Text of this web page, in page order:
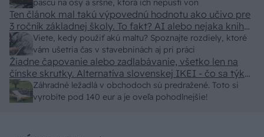
pascu na osy a sršne, ktorá ich nepustí von
Viete, kedy použiť akú maltu? Spoznajte rozdiely, ktoré
vám ušetria čas v stavebninách aj pri práci
Ten článok mal takú výpovednú hodnotu ako učivo pre
3 ročník základnej školy. To fakt? AI alebo nejaka kniha
z VŠ? Dnešné rychlotvrdnuce malty - pevnosť 40 Mpa a
doba schnutia tak 15 minut , k tomu vodotesné s
kryštálikou. A rozdiel - schnutie a zretie. Nič?
Záhradné ležadlá v obchodoch sú predražené. Toto si
vyrobíte pod 140 eur a je oveľa pohodlnejšie!
Žiadne čapovanie alebo zadlabávanie, všetko len na
čínske skrutky. Alternatíva slovenskej IKEI - čo sa týka
pevnosti. Autor si nedal veľa námahy s remeselným
spracovaním, škoda. No lepšie než ten odpad z DTD